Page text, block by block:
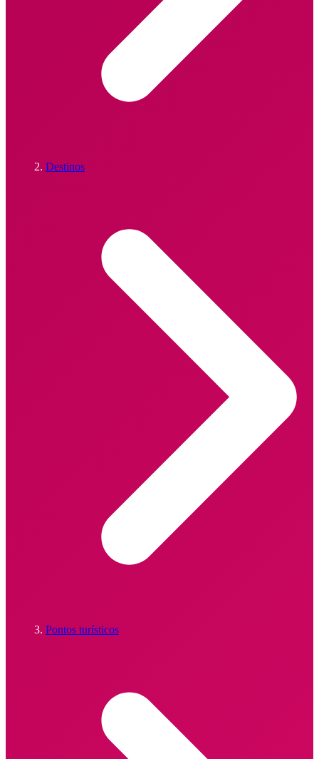
Destinos
Pontos turísticos